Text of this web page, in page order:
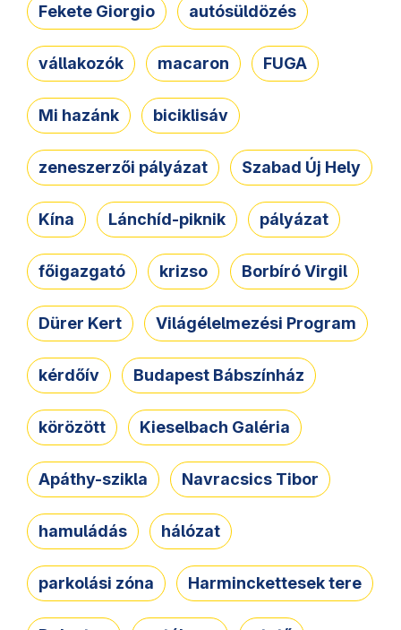
Fekete Giorgio autósüldözés
vállakozók macaron FUGA
Mi hazánk biciklisáv
zeneszerzői pályázat Szabad Új Hely
Kína Lánchíd-piknik pályázat
főigazgató krizso Borbíró Virgil
Dürer Kert Világélelmezési Program
kérdőív Budapest Bábszínház
körözött Kieselbach Galéria
Apáthy-szikla Navracsics Tibor
hamuládás hálózat
parkolási zóna Harminckettesek tere